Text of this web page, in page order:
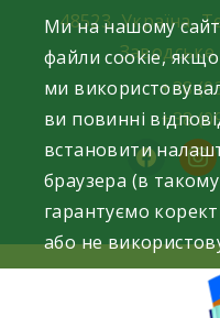
content
48523, Україна,
+38
+38
facebook
Ми на нашому
файли cookie,
ми
ви повинні
встановити
браузера (в
гарантуємо
або не